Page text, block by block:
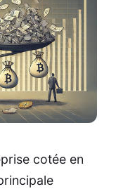
cotée en